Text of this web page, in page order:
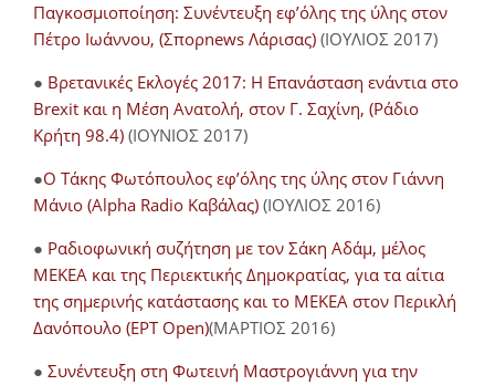
Παγκοσμιοποίηση: Συνέντευξη εφ’όλης της ύλης στον
Πέτρο Ιωάννου, (Σπορnews Λάρισας) (ΙΟΥΛΙΟΣ 2017)
● Βρετανικές Εκλογές 2017: Η Επανάσταση ενάντια στο
Brexit και η Μέση Ανατολή, στον Γ. Σαχίνη, (Ράδιο
Κρήτη 98.4) (ΙΟΥΝΙΟΣ 2017)
●O Τάκης Φωτόπουλος εφ’όλης της ύλης στον Γιάννη
Μάνιο (Alpha Radio Καβάλας) (ΙΟΥΛΙΟΣ 2016)
● Ραδιοφωνική συζήτηση με τον Σάκη Αδάμ, μέλος
ΜΕΚΕΑ και της Περιεκτικής Δημοκρατίας, για τα αίτια
της σημερινής κατάστασης και το ΜΕΚΕΑ στον Περικλή
Δανόπουλο (ΕΡΤ Open)(ΜΑΡΤΙΟΣ 2016)
● Συνέντευξη στη Φωτεινή Μαστρογιάννη για την